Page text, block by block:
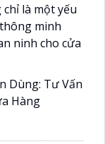
là một yếu
minh
ninh cho cửa
Dùng: Tư Vấn
Hàng